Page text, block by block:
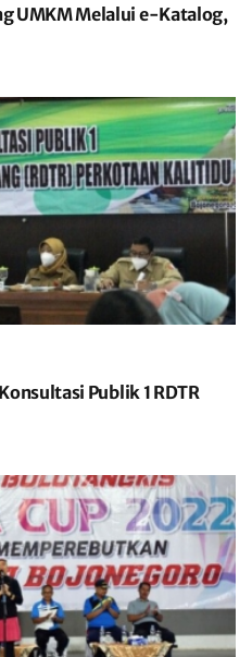
UMKM Melalui e-Katalog,
Publik 1 RDTR